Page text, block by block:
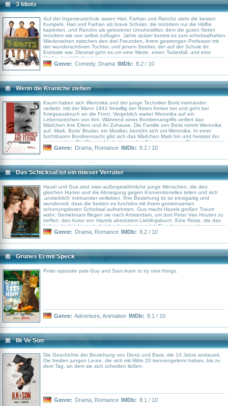
3 Idiots
Auf der Ingenieurschule waren Hari, Farhan und Rancho stets die besten
Kumpels. Hari und Farhan als brave Schüler, die trotzdem nur die Hälfte
kapierten, und Rancho als geborener Unruhestifter, dem die guten Noten
trotzdem wie von selbst zuflogen. Jahre später kommt es zum schicksalhaften
Wiedersehen zwischen den drei Freunden, ihrem gestrengen Professor mit
der wunderschönen Tochter, und jenem Streber, der auf der Schule ihr
Erzrivale war. Diesmal geht es um eine Wette, einen Todesfall, und eine
Hochzeit mit Hindernissen.
Genre: Comedy, Drama IMDb: 8.2 / 10
Wenn die Kraniche ziehen
Kaum haben sich Weronika und der junge Techniker Boris ineinander
verliebt, tritt der Mann 1941 freiwillig der Roten Armee bei und geht bei
Kriegsausbruch an die Front. Vergeblich wartet Weronika auf ein
Lebenszeichen von ihm. Während eines Bombenangriffs verliert das
Mädchen ihre Eltern und ihr Zuhause. Die Familie von Boris nimmt Weronika
auf. Mark, Boris' Bruder, ein Musiker, bemüht sich um Weronika. In einer
furchtbaren Bombennacht gibt sich das Mädchen Mark hin und heiratet ihn
wenig später. Die Ehe wird jedoch von den Erinnerungen an Boris
überschattet, so dass sich Weronika schließlich wieder von ihrem Mann
werde. Als sein Tod zur Gewissheit wird, schenkt sie ihre ganze Liebe einem
kleinen Waisenjungen...
Genre: Drama Romance IMDb: 8.2 / 10
Das Schicksal ist ein mieser Verräter
Hazel und Gus sind zwei außergewöhnliche junge Menschen, die den
gleichen Humor und die Abneigung gegen Konventionelles teilen und sich
‚unsterblich‘ ineinander verlieben. Ihre Beziehung ist so einzigartig und
wundervoll, dass die beiden es furchtlos mit ihrem gemeinsamen
schonungslosen Schicksal aufnehmen. Gus macht Hazels großen Traum
wahr: Gemeinsam fliegen sie nach Amsterdam, um dort Peter Van Houten zu
treffen, den Autor von Hazels absolutem Lieblingsbuch. Eine Reise, die das
Leben der beiden entscheidend verändern wird. Eine faszinierende,
poetische und zutiefst bewegende Liebesgeschichte über den Mut zu leben
Genre: Drama Romance IMDb: 8.2 / 10
Grünes Ei mit Speck
Polar opposite pals Guy and Sam learn to try new things.
Genre: Adventure Animation IMDb: 8.1 / 10
Ilk Ve Son
Die Geschichte der Beziehung von Deniz und Baris, die 10 Jahre andauert.
Die beiden jungen Leute, die sich mit Mitte 20 kennengelernt haben, bis zu
dem Tag, an dem sie sich scheiden ließen.
Genre: Drama Romance IMDb: 8.1 / 10